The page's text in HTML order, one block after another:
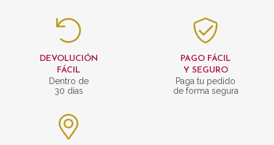
DEVOLUCIÓN
FÁCIL
Dentro de
30 días
PAGO FÁCIL
Y SEGURO
Paga tu pedido
de forma segura